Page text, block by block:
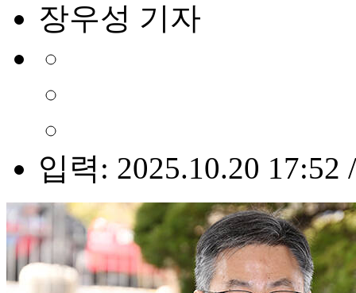
장우성 기자
입력: 2025.10.20 17:52